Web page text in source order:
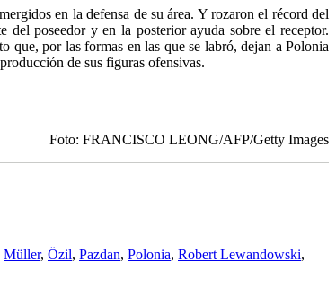
en la defensa de su área. Y rozaron el récord del
del poseedor y en la posterior ayuda sobre el receptor.
que, por las formas en las que se labró, dejan a Polonia
de sus figuras ofensivas.
Foto: FRANCISCO LEONG/AFP/Getty Images
Müller, Özil, Pazdan, Polonia, Robert Lewandowski,